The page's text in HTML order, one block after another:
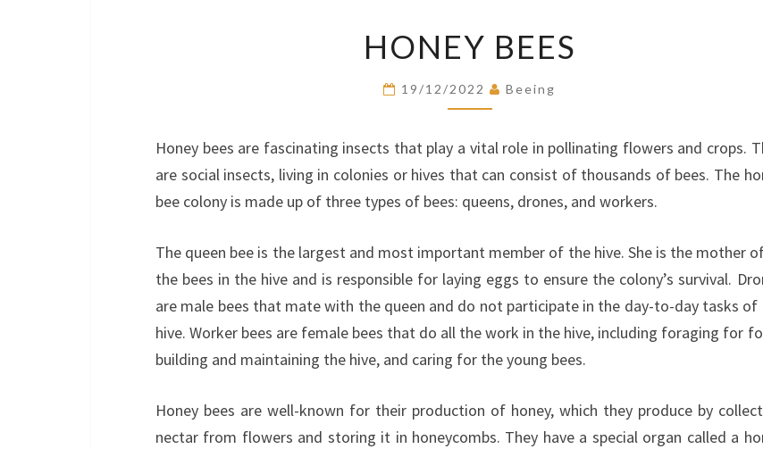
BEES
HONEY BEES
19/12/2022 Beeing
Honey bees are fascinating insects that play a vital role in pollinating flowers and crops.
are social insects, living in colonies or hives that can consist of thousands of bees. The
bee colony is made up of three types of bees: queens, drones, and workers.
The queen bee is the largest and most important member of the hive. She is the mother
the bees in the hive and is responsible for laying eggs to ensure the colony’s survival.
are male bees that mate with the queen and do not participate in the day-to-day tasks of
hive. Worker bees are female bees that do all the work in the hive, including foraging for
building and maintaining the hive, and caring for the young bees.
Honey bees are well-known for their production of honey, which they produce by
nectar from flowers and storing it in honeycombs. They have a special organ called a